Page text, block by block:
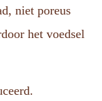
niet poreus
het voedsel